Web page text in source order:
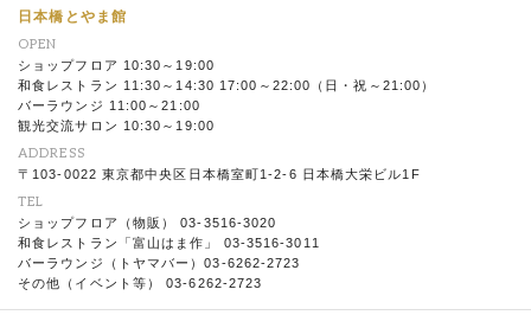
日本橋とやま館
OPEN
ショップフロア 10:30～19:00
和食レストラン 11:30～14:30 17:00～22:00（日・祝～21:00）
バーラウンジ 11:00～21:00
観光交流サロン 10:30～19:00
ADDRESS
〒103-0022 東京都中央区日本橋室町1-2-6 日本橋大栄ビル1F
TEL
ショップフロア（物販） 03-3516-3020
和食レストラン「富山はま作」 03-3516-3011
バーラウンジ（トヤマバー）03-6262-2723
その他（イベント等） 03-6262-2723